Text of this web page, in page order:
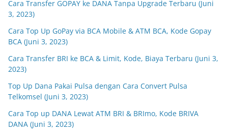
Cara Transfer GOPAY ke DANA Tanpa Upgrade Terbaru (Juni
3, 2023)
Cara Top Up GoPay via BCA Mobile & ATM BCA, Kode Gopay
BCA (Juni 3, 2023)
Cara Transfer BRI ke BCA & Limit, Kode, Biaya Terbaru (Juni 3,
2023)
Top Up Dana Pakai Pulsa dengan Cara Convert Pulsa
Telkomsel (Juni 3, 2023)
Cara Top up DANA Lewat ATM BRI & BRImo, Kode BRIVA
DANA (Juni 3, 2023)